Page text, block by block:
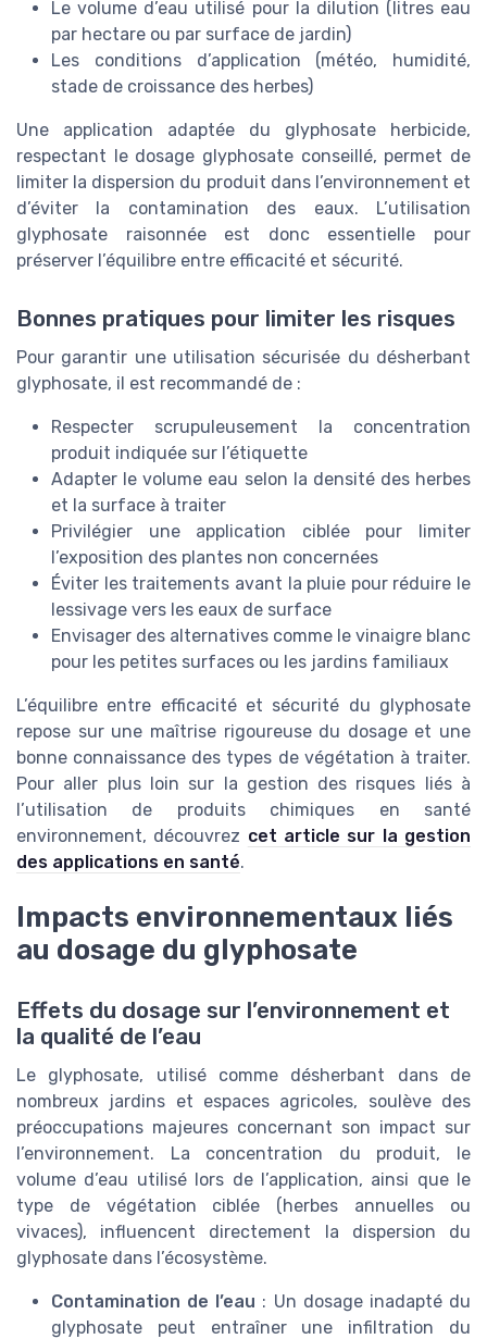
Le volume d’eau utilisé pour la dilution (litres eau
par hectare ou par surface de jardin)
Les conditions d’application (météo, humidité,
stade de croissance des herbes)
Une application adaptée du glyphosate herbicide,
respectant le dosage glyphosate conseillé, permet de
limiter la dispersion du produit dans l’environnement et
d’éviter la contamination des eaux. L’utilisation
glyphosate raisonnée est donc essentielle pour
préserver l’équilibre entre efficacité et sécurité.
Bonnes pratiques pour limiter les risques
Pour garantir une utilisation sécurisée du désherbant
glyphosate, il est recommandé de :
Respecter scrupuleusement la concentration
produit indiquée sur l’étiquette
Adapter le volume eau selon la densité des herbes
et la surface à traiter
Privilégier une application ciblée pour limiter
l’exposition des plantes non concernées
Éviter les traitements avant la pluie pour réduire le
lessivage vers les eaux de surface
Envisager des alternatives comme le vinaigre blanc
pour les petites surfaces ou les jardins familiaux
L’équilibre entre efficacité et sécurité du glyphosate
repose sur une maîtrise rigoureuse du dosage et une
bonne connaissance des types de végétation à traiter.
Pour aller plus loin sur la gestion des risques liés à
l’utilisation de produits chimiques en santé
environnement, découvrez cet article sur la gestion
des applications en santé.
Impacts environnementaux liés
au dosage du glyphosate
Effets du dosage sur l’environnement et
la qualité de l’eau
Le glyphosate, utilisé comme désherbant dans de
nombreux jardins et espaces agricoles, soulève des
préoccupations majeures concernant son impact sur
l’environnement. La concentration du produit, le
volume d’eau utilisé lors de l’application, ainsi que le
type de végétation ciblée (herbes annuelles ou
vivaces), influencent directement la dispersion du
glyphosate dans l’écosystème.
Contamination de l’eau : Un dosage inadapté du
glyphosate peut entraîner une infiltration du